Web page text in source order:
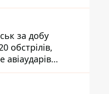
за добу
обстрілів,
авіаударів